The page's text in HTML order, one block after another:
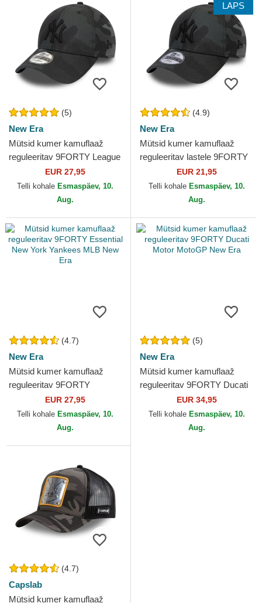
(5)
New Era
Mütsid kumer kamuflaaž
reguleeritav 9FORTY League
Essential New York Yankees
MLB New Era
EUR 27,95
Telli kohale Esmaspäev, 10.
Aug.
LAPS
(4.9)
New Era
Mütsid kumer kamuflaaž
reguleeritav lastele 9FORTY
League Essential New York
Yankees MLB New Era
EUR 21,95
Telli kohale Esmaspäev, 10.
Aug.
(4.7)
New Era
Mütsid kumer kamuflaaž
reguleeritav 9FORTY
Essential New York Yankees
MLB New Era
EUR 27,95
Telli kohale Esmaspäev, 10.
Aug.
(5)
New Era
Mütsid kumer kamuflaaž
reguleeritav 9FORTY Ducati
Motor MotoGP New Era
EUR 34,95
Telli kohale Esmaspäev, 10.
Aug.
(4.7)
Capslab
Mütsid kumer kamuflaaž